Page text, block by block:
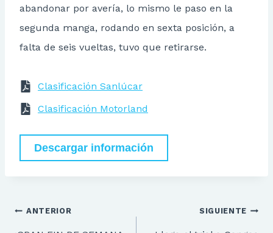
abandonar por avería, lo mismo le paso en la
segunda manga, rodando en sexta posición, a
falta de seis vueltas, tuvo que retirarse.
Clasificación Sanlúcar
Clasificación Motorland
Descargar información
Navegación
ANTERIOR SIGUIENTE